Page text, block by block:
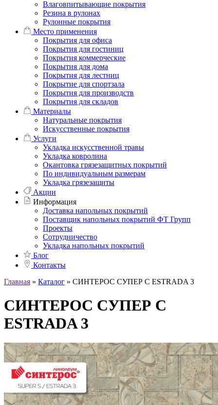
Влаговпитывающие покрытия
Резина в рулонах
Рулонные покрытия
Место применения
Покрытия для офиса
Покрытия для гостиниц
Покрытия коммерческие
Покрытия для дома
Покрытия для лестниц
Покрытие для спортзала
Покрытия для производств
Покрытия для складов
Материалы
Натуральные покрытия
Искусственные покрытия
Услуги
Укладка искусственной травы
Укладка ковролина
Окантовка грязезащитных покрытий
По индивидуальным размерам
Укладка грязезащиты
Акции
Информация
Доставка напольных покрытий
Поставщик напольных покрытий ФТ Групп
Проекты
Сотрудничество
Укладка напольных покрытий
Блог
Контакты
Главная » Каталог » СИНТЕРОС СУПЕР С ESTRADA 3
СИНТЕРОС СУПЕР С
ESTRADA 3